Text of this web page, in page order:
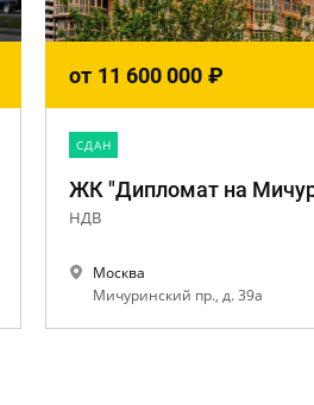
от 11 600 000 ₽
CДАН
НДВ
Москва
Мичуринский пр., д. 39а